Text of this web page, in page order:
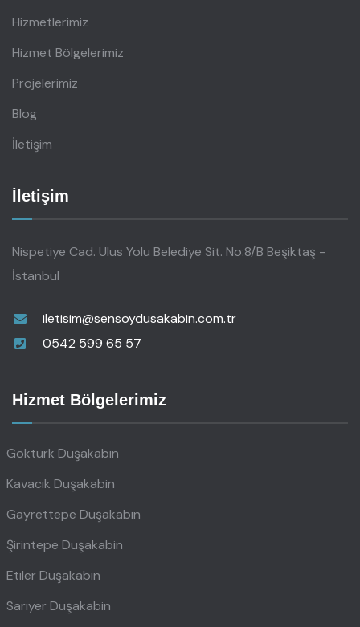
Hizmetlerimiz
Hizmet Bölgelerimiz
Projelerimiz
Blog
İletişim
İletişim
Nispetiye Cad. Ulus Yolu Belediye Sit. No:8/B Beşiktaş -
İstanbul
iletisim@sensoydusakabin.com.tr
0542 599 65 57
Hizmet Bölgelerimiz
Göktürk Duşakabin
Kavacık Duşakabin
Gayrettepe Duşakabin
Şirintepe Duşakabin
Etiler Duşakabin
Sarıyer Duşakabin